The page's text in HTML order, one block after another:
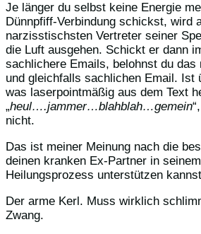
Je länger du selbst keine Energie
Dünnpfiff-Verbindung schickst, wird
narzisstischsten Vertreter seiner
die Luft ausgehen. Schickt er dann
sachlichere Emails, belohnst du das
und gleichfalls sachlichen Email. Ist
was laserpointmäßig aus dem Text
„heul….jammer…blahblah…gemein
nicht.
Das ist meiner Meinung nach die
deinen kranken Ex-Partner in
Heilungsprozess unterstützen
Der arme Kerl. Muss wirklich
Zwang.